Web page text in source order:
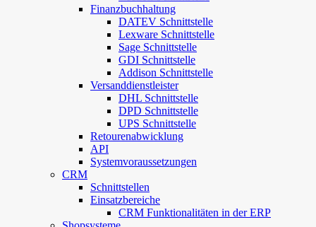
Finanzbuchhaltung
DATEV Schnittstelle
Lexware Schnittstelle
Sage Schnittstelle
GDI Schnittstelle
Addison Schnittstelle
Versanddienstleister
DHL Schnittstelle
DPD Schnittstelle
UPS Schnittstelle
Retourenabwicklung
API
Systemvoraussetzungen
CRM
Schnittstellen
Einsatzbereiche
CRM Funktionalitäten in der ERP